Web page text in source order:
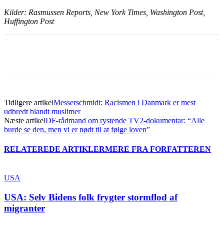
Kilder: Rasmussen Reports, New York Times, Washington Post,
Huffington Post
Tidligere artikelMesserschmidt: Racismen i Danmark er mest
udbredt blandt muslimer
Næste artikelDF-rådmand om rystende TV2-dokumentar: “Alle
burde se den, men vi er nødt til at følge loven”
RELATEREDE ARTIKLERMERE FRA FORFATTEREN
USA
USA: Selv Bidens folk frygter stormflod af
migranter